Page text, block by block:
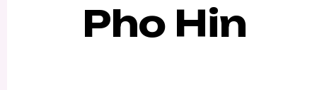
Pho Hin